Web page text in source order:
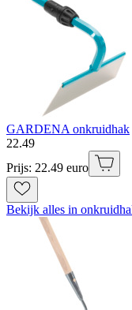
GARDENA onkruidhak
22.49
Prijs: 22.49 euro
Bekijk alles in